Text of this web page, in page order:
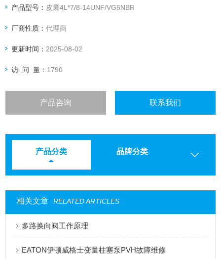
产品型号： 皮囊4L*7/8-14UNF/VG5NBR
厂商性质：代理商
更新时间： 2025-08-02
访 问 量： 1790
产品咨询 联系我们
产品分类 品牌分类
相关文章 RELATED ARTICLES
多路换向阀工作原理
EATON伊顿威格士变量柱塞泵PVH故障维修